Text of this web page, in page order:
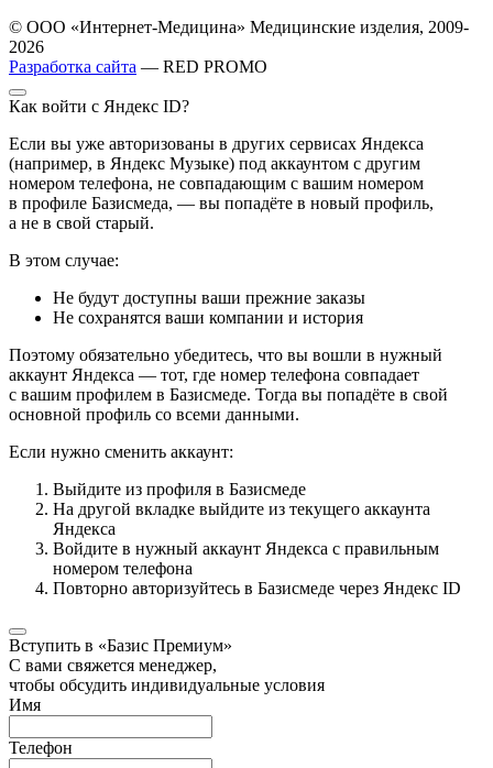
© ООО «Интернет-Медицина» Медицинские изделия, 2009-
2026
Разработка сайта — RED PROMO
Как войти с Яндекс ID?
Если вы уже авторизованы в других сервисах Яндекса
(например, в Яндекс Музыке) под аккаунтом с другим
номером телефона, не совпадающим с вашим номером
в профиле Базисмеда, — вы попадёте в новый профиль,
а не в свой старый.
В этом случае:
Не будут доступны ваши прежние заказы
Не сохранятся ваши компании и история
Поэтому обязательно убедитесь, что вы вошли в нужный
аккаунт Яндекса — тот, где номер телефона совпадает
с вашим профилем в Базисмеде. Тогда вы попадёте в свой
основной профиль со всеми данными.
Если нужно сменить аккаунт:
Выйдите из профиля в Базисмеде
На другой вкладке выйдите из текущего аккаунта
Яндекса
Войдите в нужный аккаунт Яндекса с правильным
номером телефона
Повторно авторизуйтесь в Базисмеде через Яндекс ID
Вступить в «Базис Премиум»
С вами свяжется менеджер,
чтобы обсудить индивидуальные условия
Имя
Телефон